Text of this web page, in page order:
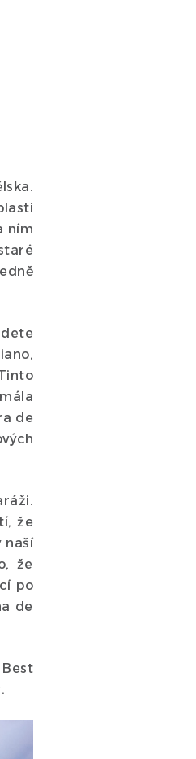
ním
de
že
naší
že
po
de